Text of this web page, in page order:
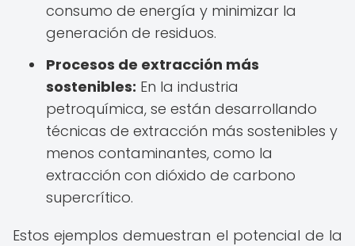
consumo de energía y minimizar la
generación de residuos.
Procesos de extracción más
sostenibles: En la industria
petroquímica, se están desarrollando
técnicas de extracción más sostenibles y
menos contaminantes, como la
extracción con dióxido de carbono
supercrítico.
Estos ejemplos demuestran el potencial de la